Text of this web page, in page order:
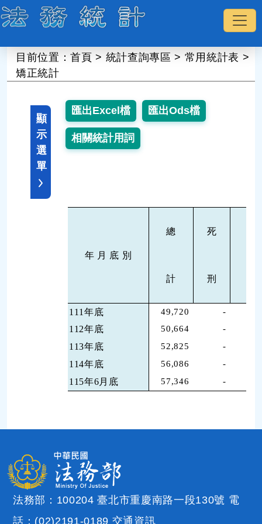
目前位置：首頁 > 統計查詢專區 > 常用統計表 >
矯正統計
顯
示
選
單
年 月 底 別
總
計
死
刑
111年底 49,720 -
112年底 50,664 -
113年底 52,825 -
114年底 56,086 -
115年6月底 57,346 -
法務部：100204 臺北市重慶南路一段130號 電
話：(02)2191-0189 交通資訊